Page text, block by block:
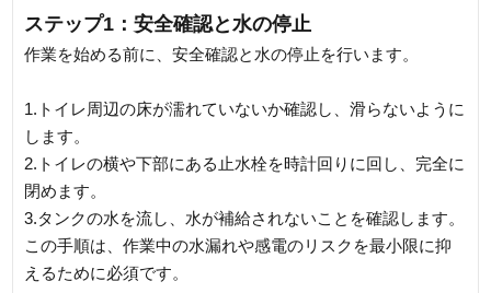
ステップ1：安全確認と水の停止
作業を始める前に、安全確認と水の停止を行います。
1.トイレ周辺の床が濡れていないか確認し、滑らないように
します。
2.トイレの横や下部にある止水栓を時計回りに回し、完全に
閉めます。
3.タンクの水を流し、水が補給されないことを確認します。
この手順は、作業中の水漏れや感電のリスクを最小限に抑
えるために必須です。